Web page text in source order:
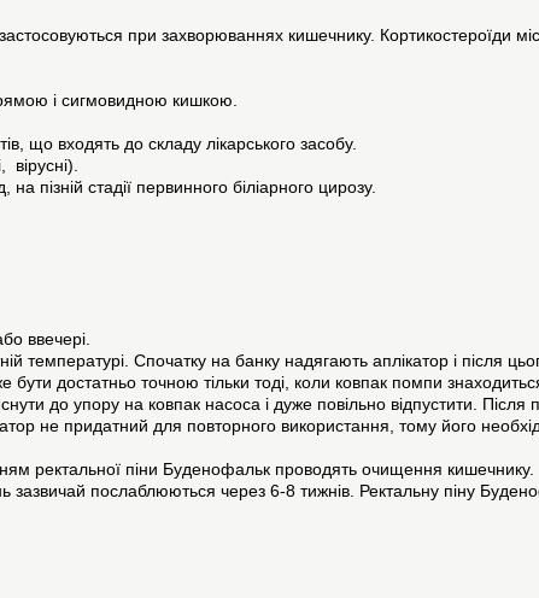
при захворюваннях кишечнику. Кортикостероїди
і сигмовидною кишкою.
що входять до складу лікарського засобу.
вірусні).
пізній стадії первинного біліарного цирозу.
ввечері.
температурі. Спочатку на банку надягають аплікатор і після
достатньо точною тільки тоді, коли ковпак помпи
до упору на ковпак насоса і дуже повільно відпустити.
не придатний для повторного використання, тому його
ректальної піни Буденофальк проводять очищення кишечнику.
зазвичай послаблюються через 6-8 тижнів. Ректальну піну